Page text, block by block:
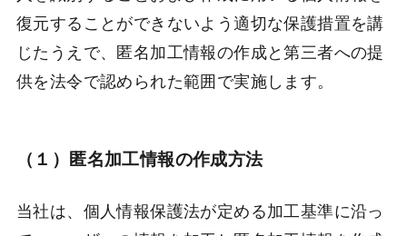
復元することができないよう適切な保護措置を講
じたうえで、匿名加工情報の作成と第三者への提
供を法令で認められた範囲で実施します。
（１）匿名加工情報の作成方法
当社は、個人情報保護法が定める加工基準に沿っ